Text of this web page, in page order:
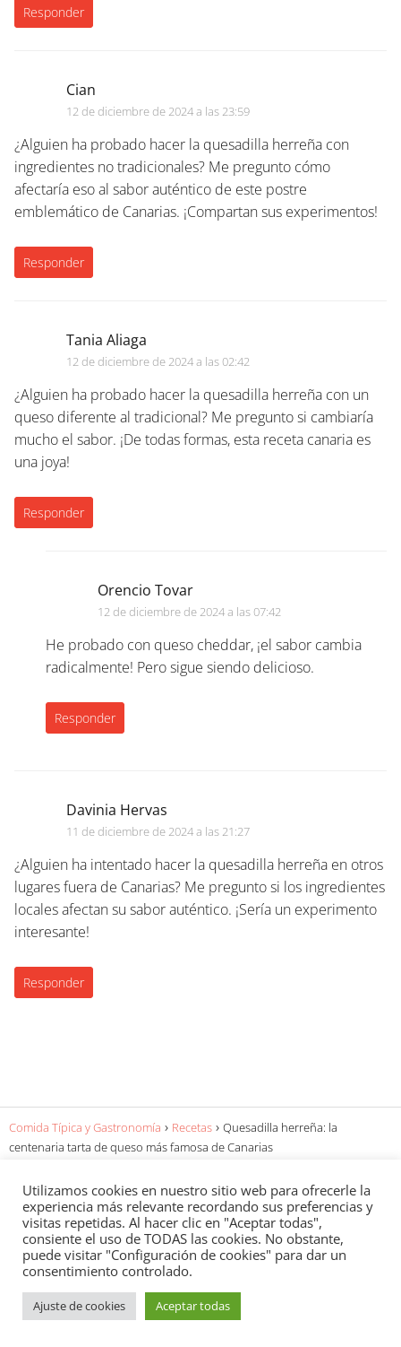
Responder
Cian
12 de diciembre de 2024 a las 23:59
¿Alguien ha probado hacer la quesadilla herreña con
ingredientes no tradicionales? Me pregunto cómo
afectaría eso al sabor auténtico de este postre
emblemático de Canarias. ¡Compartan sus experimentos!
Responder
Tania Aliaga
12 de diciembre de 2024 a las 02:42
¿Alguien ha probado hacer la quesadilla herreña con un
queso diferente al tradicional? Me pregunto si cambiaría
mucho el sabor. ¡De todas formas, esta receta canaria es
una joya!
Responder
Orencio Tovar
12 de diciembre de 2024 a las 07:42
He probado con queso cheddar, ¡el sabor cambia
radicalmente! Pero sigue siendo delicioso.
Responder
Davinia Hervas
11 de diciembre de 2024 a las 21:27
¿Alguien ha intentado hacer la quesadilla herreña en otros
lugares fuera de Canarias? Me pregunto si los ingredientes
locales afectan su sabor auténtico. ¡Sería un experimento
interesante!
Responder
Comida Típica y Gastronomía Recetas
Quesadilla herreña: la
centenaria tarta de queso más famosa de Canarias
Amantes y entusiastas de la comida española nos hemos
reunido para ofrecerte este recopilatorio de la comida típica
española, ordenadas por región y comunidades autónomas
Utilizamos cookies en nuestro sitio web para ofrecerle la
experiencia más relevante recordando sus preferencias y
visitas repetidas. Al hacer clic en "Aceptar todas",
consiente el uso de TODAS las cookies. No obstante,
puede visitar "Configuración de cookies" para dar un
consentimiento controlado.
Ajuste de cookies Aceptar todas